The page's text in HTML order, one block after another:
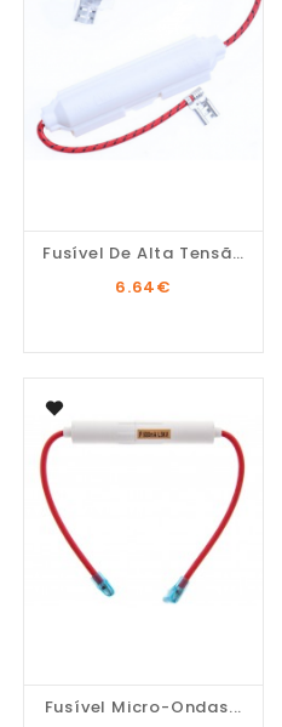
Fusível De Alta Tensão...
6.64€
Fusível Micro-Ondas...